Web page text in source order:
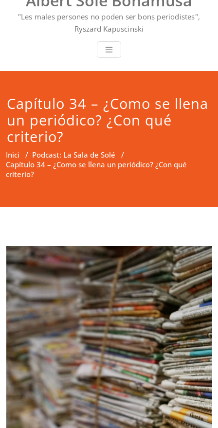
"Les males persones no poden ser bons periodistes",
Ryszard Kapuscinski
Capítulo 34 – ¿Como se llena
un periódico? ¿Con qué
criterio?
Inici / Podcast: La Sala de Solé /
Capítulo 34 – ¿Como se llena un periódico? ¿Con qué
criterio?